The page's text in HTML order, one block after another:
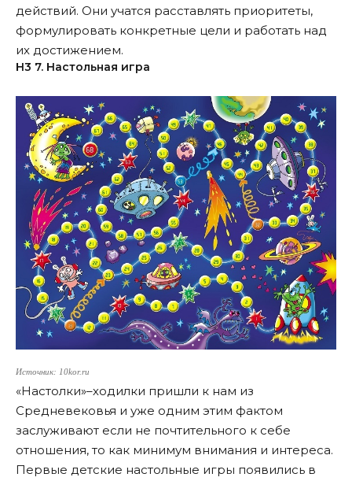
действий. Они учатся расставлять приоритеты,
формулировать конкретные цели и работать над
их достижением.
Н3 7. Настольная игра
Источник: 10kor.ru
«Настолки»–ходилки пришли к нам из
Средневековья и уже одним этим фактом
заслуживают если не почтительного к себе
отношения, то как минимум внимания и интереса.
Первые детские настольные игры появились в